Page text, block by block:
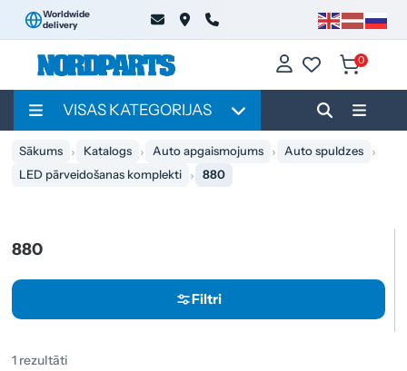
Worldwide
delivery
0
VISAS KATEGORIJAS
Sākums Katalogs Auto apgaismojums
Auto spuldzes
LED pārveidošanas komplekti
880
880
Filtri
1 rezultāti